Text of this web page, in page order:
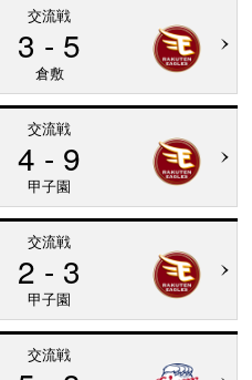
交流戦
3 - 5
倉敷
交流戦
4 - 9
甲子園
交流戦
2 - 3
甲子園
交流戦